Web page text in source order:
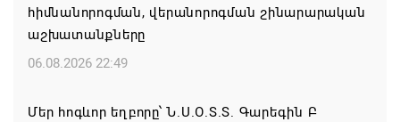
հիմնանորոգման, վերանորոգման շինարարական
աշխատանքները
06.08.2026 22:49
Մեր հոգևոր եղբորը՝ Ն.Ս.Օ.Տ.Տ. Գարեգին Բ